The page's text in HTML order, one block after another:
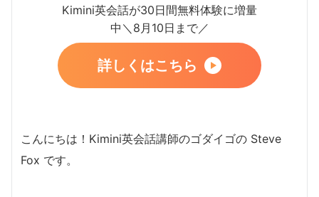
Kimini英会話が30日間無料体験に増量
中＼8月10日まで／
詳しくはこちら
こんにちは！Kimini英会話講師のゴダイゴの Steve
Fox です。